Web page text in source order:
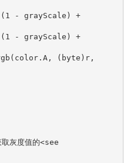
灰度值的<see